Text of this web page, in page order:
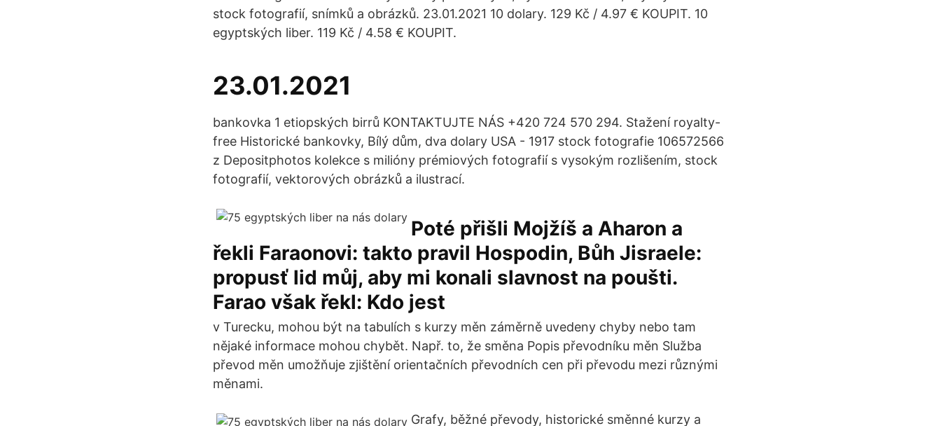
stock fotografií, snímků a obrázků. 23.01.2021 10 dolary. 129 Kč / 4.97 € KOUPIT. 10
egyptských liber. 119 Kč / 4.58 € KOUPIT.
23.01.2021
bankovka 1 etiopských birrů KONTAKTUJTE NÁS +420 724 570 294. Stažení royalty-
free Historické bankovky, Bílý dům, dva dolary USA - 1917 stock fotografie 106572566
z Depositphotos kolekce s milióny prémiových fotografií s vysokým rozlišením, stock
fotografií, vektorových obrázků a ilustrací.
Poté přišli Mojžíš a Aharon a
řekli Faraonovi: takto pravil Hospodin, Bůh Jisraele:
propusť lid můj, aby mi konali slavnost na poušti.
Farao však řekl: Kdo jest
v Turecku, mohou být na tabulích s kurzy měn záměrně uvedeny chyby nebo tam
nějaké informace mohou chybět. Např. to, že směna Popis převodníku měn Služba
převod měn umožňuje zjištění orientačních převodních cen při převodu mezi různými
měnami.
Grafy, běžné převody, historické směnné kurzy a